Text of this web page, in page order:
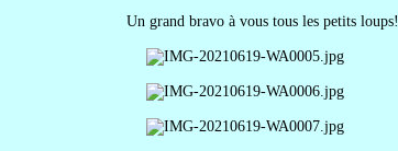
	Un grand bravo à vous tous les petits loups!